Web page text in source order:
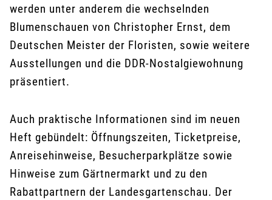
werden unter anderem die wechselnden
Blumenschauen von Christopher Ernst, dem
Deutschen Meister der Floristen, sowie weitere
Ausstellungen und die DDR-Nostalgiewohnung
präsentiert.
Auch praktische Informationen sind im neuen
Heft gebündelt: Öffnungszeiten, Ticketpreise,
Anreisehinweise, Besucherparkplätze sowie
Hinweise zum Gärtnermarkt und zu den
Rabattpartnern der Landesgartenschau. Der